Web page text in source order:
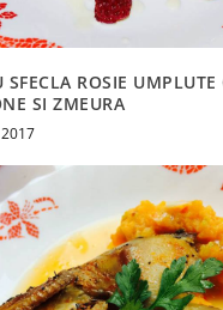
SFECLA ROSIE UMPLUTE
SI ZMEURA